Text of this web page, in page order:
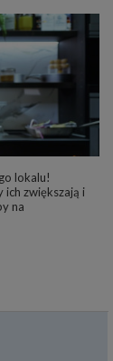
lokalu!
ich zwiększają i
na